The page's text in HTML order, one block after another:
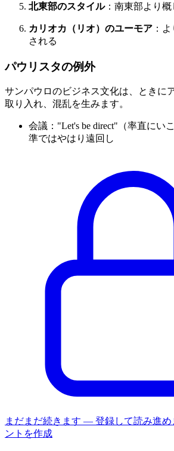
北東部のスタイル：南東部より概
カリオカ（リオ）のユーモア ：
される
パウリスタの例外
サンパウロのビジネス文化は、ときに
取り入れ、混乱を生みます。
会議："Let's be direct"（率直にい
準ではやはり遠回し
まだまだ続きます — 登録して読み進め
ントを作成